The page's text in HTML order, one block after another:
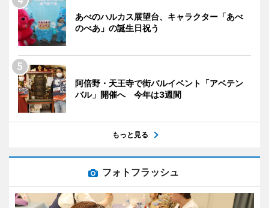
あべのハルカス展望台、キャラクター「あべ
のべあ」の誕生日祝う
阿倍野・天王寺で街バルイベント「アベテン
バル」開催へ 今年は3週間
もっと見る
フォトフラッシュ